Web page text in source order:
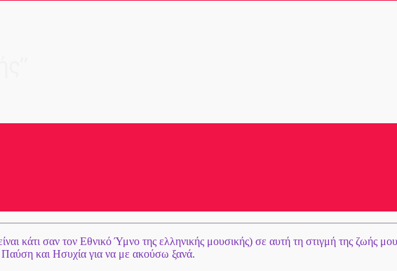
κάτι σαν τον Εθνικό Ύμνο της ελληνικής μουσικής) σε αυτή τη στιγμή της ζωής
Παύση και Ησυχία για να με ακούσω ξανά.